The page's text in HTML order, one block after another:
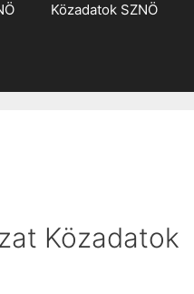
Közadatok SZNÖ
Közadatok